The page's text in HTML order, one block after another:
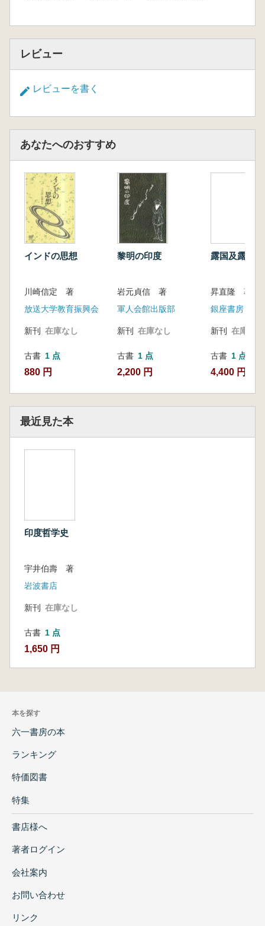
レビュー
レビューを書く
あなたへのおすすめ
インドの思想
川崎信定 著
放送大学教育振興会
新刊 在庫なし
古書 1 点
880 円
黎明の印度
岩元貞信 著
軍人会館出版部
新刊 在庫なし
古書 1 点
2,200 円
露国及露国民
昇直隆 著
銀座書房
新刊 在庫なし
古書 1 点
4,400 円
最近見た本
印度哲学史
宇井伯壽 著
岩波書店
新刊 在庫なし
古書 1 点
1,650 円
本を探す
六一書房の本
ランキング
特価図書
特集
書店様へ
著者ログイン
会社案内
お問い合わせ
リンク